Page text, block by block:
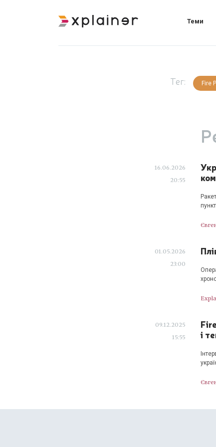
Теми
Тег: Fire
16.06.2026
20:55
01.05.2026
23:00
09.12.2025
15:55
і